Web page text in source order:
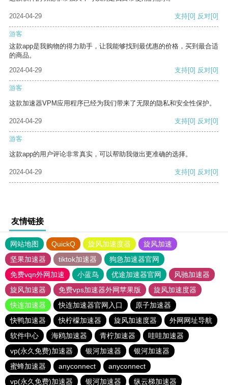
2024-04-29 支持[0] 反对[0]
游客
这款app是我购物的得力助手，让我能够找到最优惠的价格，买到最合适
的商品。
2024-04-29
支持[0] 反对[0]
游客
这款加速器VPM应用程序已经为我们带来了无限的隐私和安全性保护。
2024-04-29 支持[0] 反对[0]
游客
这款app的用户评论非常真实，可以帮助我做出更准确的选择。
2024-04-29 支持[0] 反对[0]
友情链接
网站地图 QuickQ 旋风加速度器
旋风加速
坚果加速器
tiktok加速器
狗急加速器官网
免费vqn外网加速
小蓝鸟 优途加速器官网
风驰加速器
旋风加速器
免费vps加速器外网苹果版
旋风加速度器
快连加速器
快连加速器官网入口
原子加速器
快鸭加速器
快柠檬加速器 旋风加速度器
外网网址导航
软件中心
海鸥加速器 青柠加速器
哇哇加速器
vp(永久免费)加速器
银河加速器
银河加速器
蜜蜂加速器
anyconnect
anyconnect
vp(永久免费)加速器
银河加速器 纵云梯加速器